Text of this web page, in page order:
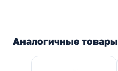
Аналогичные товары